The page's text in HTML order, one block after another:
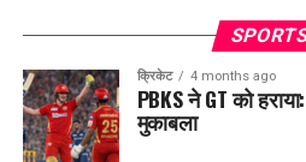
क्रिकेट 4 months ago
PBKS ने GT को
मुकाबला